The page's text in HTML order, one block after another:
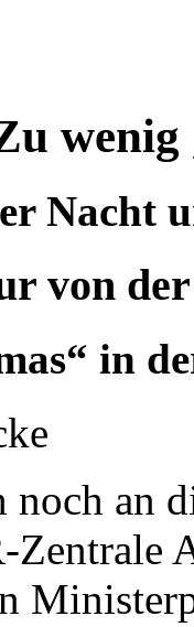
wenig
Nacht
von
in
an